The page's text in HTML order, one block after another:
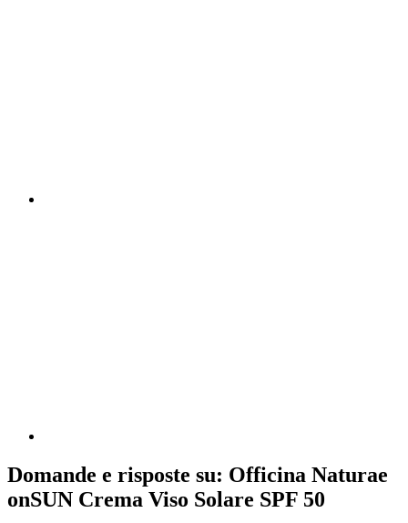
Domande e risposte su: Officina Naturae
onSUN Crema Viso Solare SPF 50